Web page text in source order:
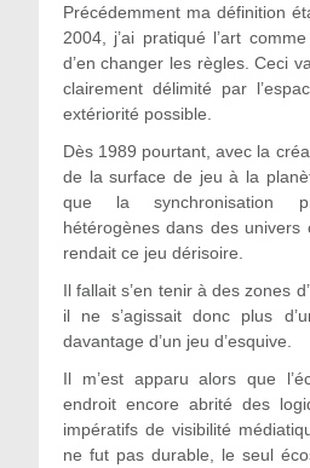
Précédemment ma définition
2004, j’ai pratiqué l’art
d’en changer les règles. Ceci
clairement délimité par
extériorité possible.
Dès 1989 pourtant, avec la
de la surface de jeu à la
que la synchronisation
hétérogènes dans des univers
rendait ce jeu dérisoire.
Il fallait s’en tenir à des zones
il ne s’agissait donc plus
davantage d’un jeu d’esquive.
Il m’est apparu alors que
endroit encore abrité des
impératifs de visibilité
ne fut pas durable, le seul